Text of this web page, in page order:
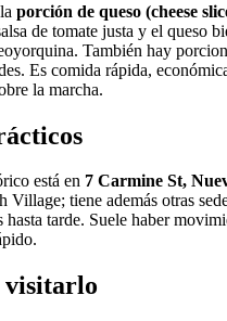
porción de queso (cheese
de tomate justa y el queso
También hay
Es comida rápida,
la marcha.
está en 7 Carmine St,
Village; tiene además otras
hasta tarde. Suele haber
visitarlo